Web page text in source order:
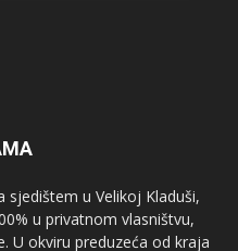
sjedištem u Velikoj Kladuši,
u privatnom vlasništvu,
U okviru preduzeća od kraja